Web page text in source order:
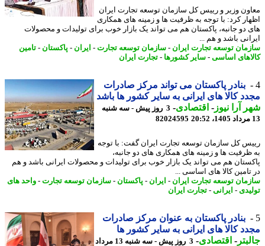
وزیر و رییس کل سازمان توسعه تجارت ایران
کرد: با توجه به ظرفیت ها و زمینه های همکاری
دو جانبه، پاکستان هم می تواند یک بازار خوب برای تولیدات و محصولات
باشد و هم ...
توسعه تجارت ایران - سازمان توسعه تجارت- ایران - پاکستان-تامین
اساسی-سایر کشورها- تجارت ایران
بنادر پاکستان می تواند مرکز صادرات
کالا های ایرانی به سایر کشور ها باشد
آرا نیوز-اقتصادی- 3 روز پیش - سه شنبه
82024595
کل سازمان توسعه تجارت ایران گفت: با توجه
ها و زمینه های همکاری های دو جانبه،
هم می تواند یک بازار خوب برای تولیدات و محصولات ایرانی باشد و هم
کالا های اساسی ...
توسعه تجارت ایران - ایران - پاکستان-سازمان توسعه تجارت- واحد های
-ایرانی- تجارت ایران
بنادر پاکستان به عنوان مرکز صادرات
کالا های ایرانی به سایر کشور ها
-اقتصادی-
3 روز پیش - سه شنبه 13 مرداد